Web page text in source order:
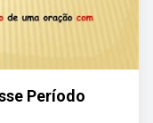
Período